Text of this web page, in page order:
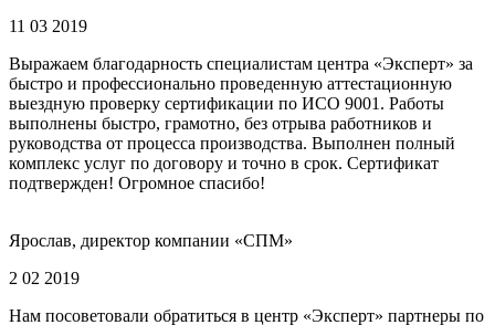
11 03 2019
Выражаем благодарность специалистам центра «Эксперт» за
быстро и профессионально проведенную аттестационную
выездную проверку сертификации по ИСО 9001. Работы
выполнены быстро, грамотно, без отрыва работников и
руководства от процесса производства. Выполнен полный
комплекс услуг по договору и точно в срок. Сертификат
подтвержден! Огромное спасибо!
Ярослав, директор компании «СПМ»
2 02 2019
Нам посоветовали обратиться в центр «Эксперт» партнеры по